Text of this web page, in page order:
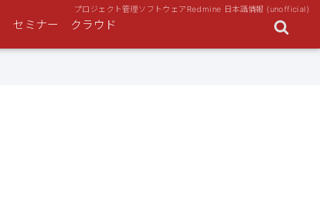
セミナー クラウド
プロジェクト管理ソフトウェアRedmine 日本語情報 (unofficial)